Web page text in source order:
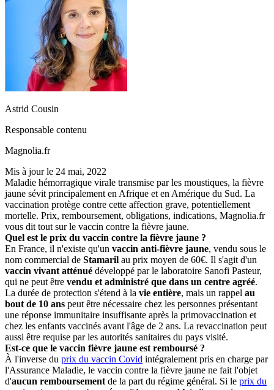
Astrid Cousin
Responsable contenu
Magnolia.fr
Mis à jour le 24 mai, 2022
Maladie hémorragique virale transmise par les moustiques, la fièvre
jaune sévit principalement en Afrique et en Amérique du Sud. La
vaccination protège contre cette affection grave, potentiellement
mortelle. Prix, remboursement, obligations, indications, Magnolia.fr
vous dit tout sur le vaccin contre la fièvre jaune.
Quel est le prix du vaccin contre la fièvre jaune ?
En France, il n'existe qu'un vaccin anti-fièvre jaune, vendu sous le
nom commercial de Stamaril au prix moyen de 60€. Il s'agit d'un
vaccin vivant atténué développé par le laboratoire Sanofi Pasteur,
qui ne peut être vendu et administré que dans un centre agréé.
La durée de protection s'étend à la vie entière, mais un rappel au
bout de 10 ans peut être nécessaire chez les personnes présentant
une réponse immunitaire insuffisante après la primovaccination et
chez les enfants vaccinés avant l'âge de 2 ans. La revaccination peut
aussi être requise par les autorités sanitaires du pays visité.
Est-ce que le vaccin fièvre jaune est remboursé ?
À l'inverse du prix du vaccin Covid intégralement pris en charge par
l'Assurance Maladie, le vaccin contre la fièvre jaune ne fait l'objet
d'aucun remboursement de la part du régime général. Si le prix du